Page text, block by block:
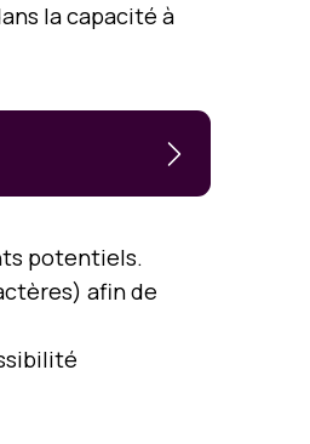
la capacité à
potentiels.
afin de